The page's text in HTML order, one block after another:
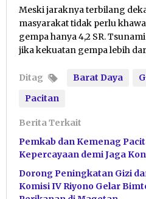
Meski jaraknya terbilang
masyarakat tidak perlu
gempa hanya 4,2 SR.
jika kekuatan gempa lebih
Ditag Barat Daya
Pacitan
Berita Terkait
Pemkab dan Kemenag
Kepercayaan demi Jaga
Dorong Peningkatan Gizi
Komisi IV Riyono Gelar